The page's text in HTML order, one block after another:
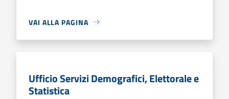
VAI ALLA PAGINA
Ufficio Servizi Demografici, Elettorale e
Statistica